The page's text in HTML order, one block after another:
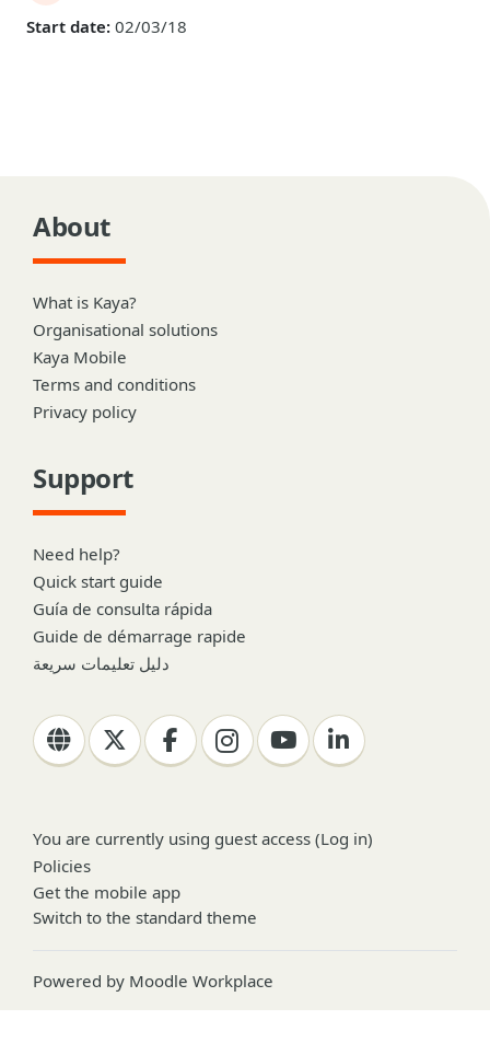
Start date: 02/03/18
About
What is Kaya?
Organisational solutions
Kaya Mobile
Terms and conditions
Privacy policy
Support
Need help?
Quick start guide
Guía de consulta rápida
Guide de démarrage rapide
دليل تعليمات سريعة
You are currently using guest access (Log in)
Policies
Get the mobile app
Switch to the standard theme
Powered by Moodle Workplace